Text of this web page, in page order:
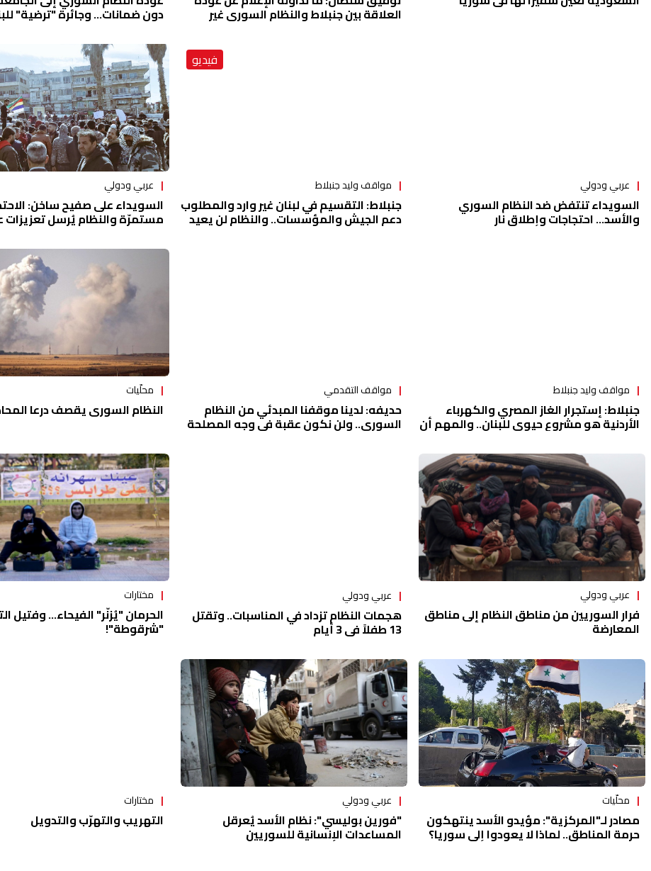
العلاقة بين جنبلاط والنظام السوري غير دون ضمانات... وجائرة "ترضية"
عربي ودولي
السويداء تنتفض ضد النظام السوري
والأسد... احتجاجات وإطلاق نار
فيديو
مواقف وليد جنبلاط
جنبلاط: التقسيم في لبنان غير وارد والمطلوب
دعم الجيش والمؤسسات.. والنظام لن يعيد
مَن هجّرهم فهذا هراء
عربي ودولي
السويداء على صفيح ساخن:
مستمرّة والنظام يُرسل
قبل تظاهرة الجمعة
مواقف وليد جنبلاط
جنبلاط: إستجرار الغاز المصري والكهرباء
الأردنية هو مشروع حيوي للبنان.. والمهم أن
لا يكون هناك ثمن كبير علينا دفعه
مواقف التقدمي
حديفه: لدينا موقفنا المبدئي من النظام
السوري.. ولن نكون عقبة في وجه المصلحة
الوطنية اللبنانية
محلّيات
النظام السوري يقصف درعا
عربي ودولي
فرار السوريين من مناطق النظام إلى مناطق
المعارضة
عربي ودولي
هجمات النظام تزداد في المناسبات.. وتقتل
13 طفلاً في 3 أيام
مختارات
الحرمان "يُزنّر" الفيحاء... وفتيل
"شرقوطة"!
محلّيات
مصادر لـ"المركزية": مؤيدو الأسد ينتهكون
حرمة المناطق.. لماذا لا يعودوا إلى سوريا؟
عربي ودولي
"فورين بوليسي": نظام الأسد يُعرقل
المساعدات الإنسانية للسوريين
مختارات
التهريب والتهرّب والتدويل